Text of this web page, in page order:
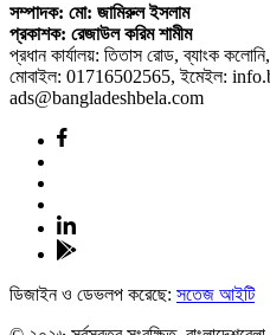
সম্পাদক: মো: জামিরুল ইসলাম
প্রকাশক: রেজাউল করিম শামীম
প্রধান কার্যালয়: তিতাস রোড, ব্যাংক
মোবাইল: 01716502565, ইমেইল:
ads@bangladeshbela.com
ডিজাইন ও ডেভলপ করেছে: সতেজ আইটি